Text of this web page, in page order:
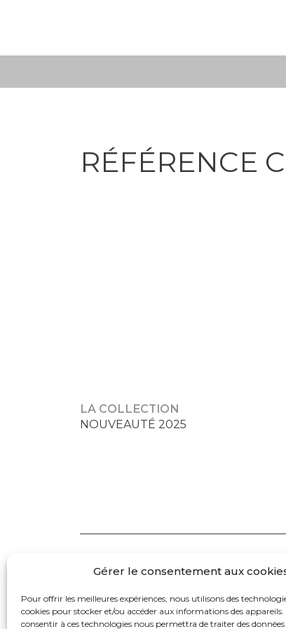
Gérer le consentement aux
Pour offrir les meilleures expériences, nous utilisons des
cookies pour stocker et/ou accéder aux informations des appareils.
consentir à ces technologies nous permettra de traiter des données
RÉFÉRENCE
LA COLLECTION
NOUVEAUTÉ 2025